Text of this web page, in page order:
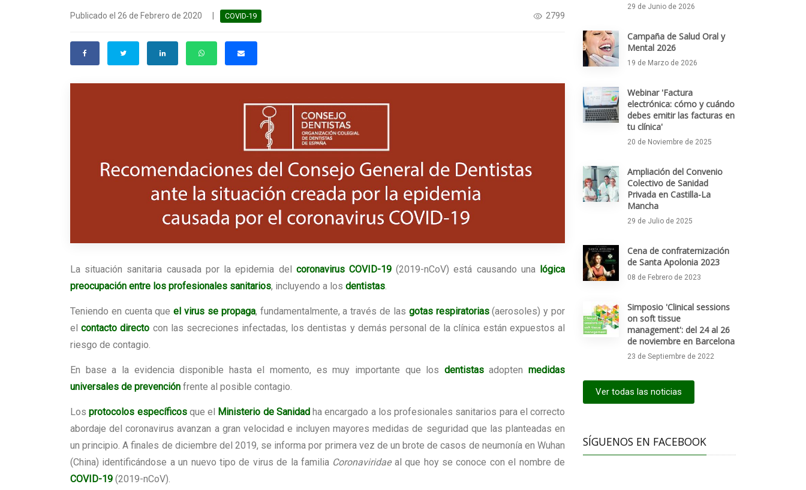
Publicado el 26 de Febrero de 2020 COVID-19 2799
La situación sanitaria causada por la epidemia del coronavirus COVID-19(2019-nCoV) está causando una lógica
preocupación entre los profesionales sanitarios, incluyendo a los dentistas
Teniendo en cuenta queel virus se propaga, fundamentalmente, a través de las gotas respiratorias(aerosoles) y por
elcontacto directo con las secreciones infectadas, los dentistas y demás personal de la clínica están expuestos al
riesgo de contagio.
En base a la evidencia disponible hasta el momento, es muy importante que los dentistasadopten medidas
universales de prevención frente al posible contagio.
Losprotocolos específicosque el Ministerio de Sanidadha encargado a los profesionales sanitarios para el correcto
abordaje del coronavirus avanzan a gran velocidad e incluyen mayores medidas de seguridad que las planteadas en
un principio. A finales de diciembre del 2019, se informa por primera vez de un brote de casos de neumonía en Wuhan
(China) identificándose a un nuevo tipo de virus de la familia Coronaviridaeal que hoy se conoce con el nombre de
COVID-19 (2019-nCoV).
29 de Junio de 2026
Campaña de Salud Oral y
Mental 2026
19 de Marzo de 2026
Webinar 'Factura
electrónica: cómo y cuándo
debes emitir las facturas en
tu clínica'
20 de Noviembre de 2025
Ampliación del Convenio
Colectivo de Sanidad
Privada en Castilla-La
Mancha
29 de Julio de 2025
Cena de confraternización
de Santa Apolonia 2023
08 de Febrero de 2023
Simposio 'Clinical sessions
on soft tissue
management': del 24 al 26
de noviembre en Barcelona
23 de Septiembre de 2022
Ver todas las noticias
SÍGUENOS EN FACEBOOK